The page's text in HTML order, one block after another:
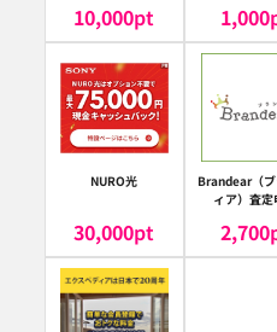
10,000pt 1,000
NURO光
30,000pt
Brandear（
ィア）査定
2,700